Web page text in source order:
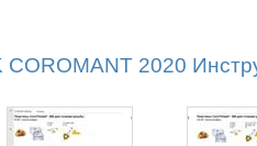
COROMANT 2020